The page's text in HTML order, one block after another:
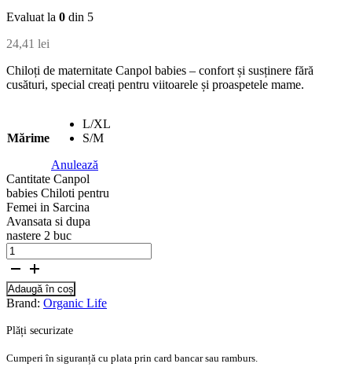
Evaluat la 0 din 5
24,41 lei
Chiloți de maternitate Canpol babies – confort și susținere fără
cusături, special creați pentru viitoarele și proaspetele mame.
Mărime
L/XL
S/M
Anulează
Cantitate Canpol
babies Chiloti pentru
Femei in Sarcina
Avansata si dupa
nastere 2 buc
Adaugă în coș
Brand: Organic Life
Plăți securizate
Cumperi în siguranță cu plata prin card bancar sau ramburs.